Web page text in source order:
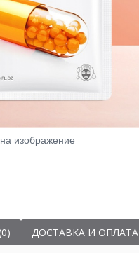
изображение
ДОСТАВКА И ОПЛАТА